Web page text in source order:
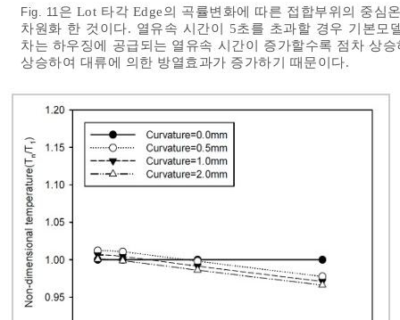
Fig. 11 은 Lot 타각 Edge의 곡률변화에 따른 접합부위의 중심
차원화 한 것이다. 열유속 시간이 5초를 초과할 경우 기본
차는 하우징에 공급되는 열유속 시간이 증가할수록 점차 상
상승하여 대류에 의한 방열효과가 증가하기 때문이다.